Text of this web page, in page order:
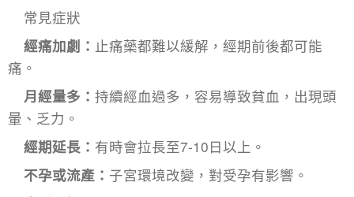
常見症狀
經痛加劇： 止痛藥都難以緩解，經期前後都可能
痛。
月經量多： 持續經血過多，容易導致貧血，出現頭
暈、乏力。
經期延長： 有時會拉長至7-10日以上。
不孕或流產： 子宮環境改變，對受孕有影響。